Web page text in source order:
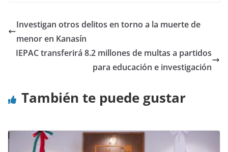
Investigan otros delitos en torno a la muerte de
menor en Kanasín
IEPAC transferirá 8.2 millones de multas a partidos
para educación e investigación
También te puede gustar